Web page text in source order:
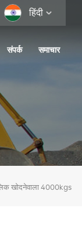
हिंदी
संपर्क समाचार
खोदनेवाला 4000kgs